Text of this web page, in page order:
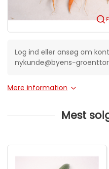
Log ind eller ansøg om
nykunde@byens-
Mere information
Mest